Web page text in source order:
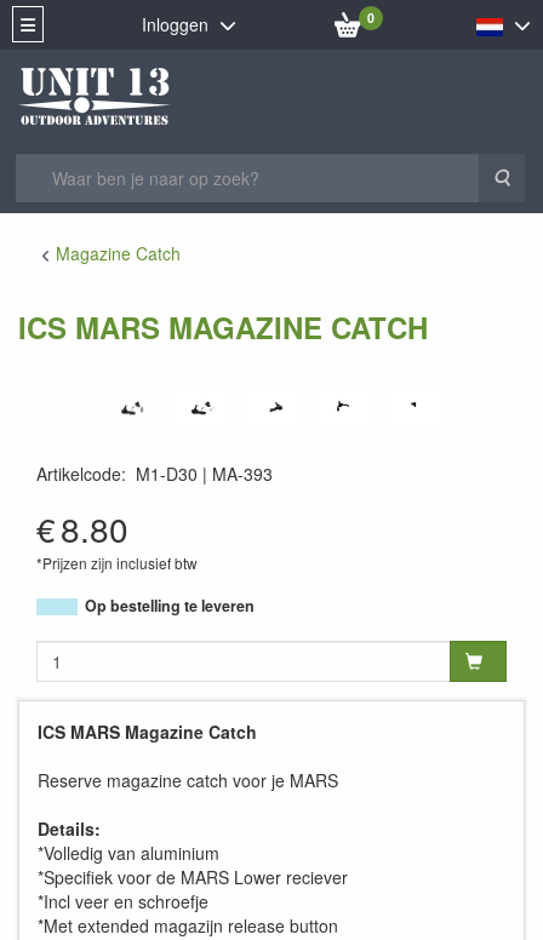
Inloggen 0
Magazine Catch
ICS MARS MAGAZINE CATCH
Artikelcode: M1-D30
MA-393
€8.80
*Prijzen zijn inclusief btw
Op bestelling te leveren
ICS MARS Magazine Catch
Reserve magazine catch voor je MARS
Details:
*Volledig van aluminium
*Specifiek voor de MARS Lower reciever
*Incl veer en schroefje
*Met extended magazijn release button